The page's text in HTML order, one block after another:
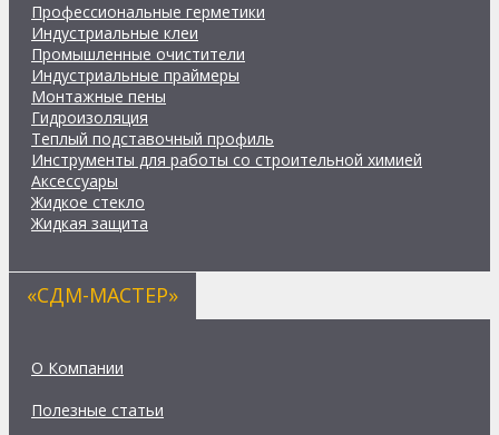
Профессиональные герметики
Индустриальные клеи
Промышленные очистители
Индустриальные праймеры
Монтажные пены
Гидроизоляция
Теплый подставочный профиль
Инструменты для работы со строительной химией
Аксессуары
Жидкое стекло
Жидкая защита
«СДМ-МАСТЕР»
О Компании
Полезные статьи